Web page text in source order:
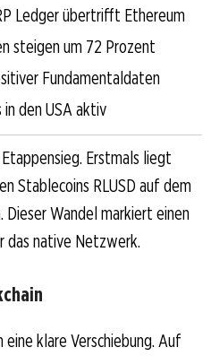
Ledger übertrifft Ethereum
steigen um 72 Prozent
Fundamentaldaten
den USA aktiv
Erstmals liegt
Stablecoins RLUSD auf dem
Dieser Wandel markiert einen
das native Netzwerk.
klare Verschiebung. Auf